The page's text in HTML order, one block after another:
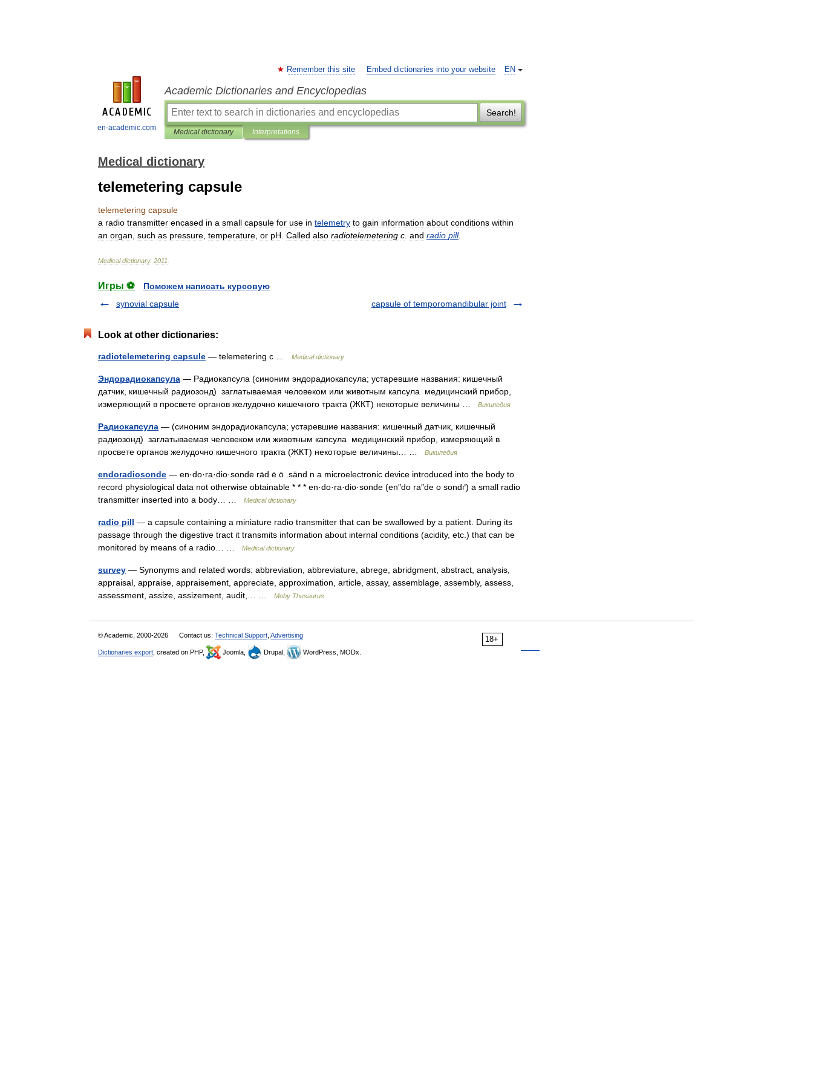
en-academic.com
EN
Remember this site Embed dictionaries into your website
Academic Dictionaries and Encyclopedias
Search!
Medical dictionary Interpretations
Medical dictionary
telemetering capsule
telemetering capsule
a radio transmitter encased in a small capsule for use in telemetry to gain information about conditions within
an organ such as pressure temperature or pH Called also radiotelemetering c and radio pill.
Medical dictionary. 2011
Игры ⚽
Поможем написать курсовую
synovial capsule
capsule of temporomandibular joint
Look at other dictionaries:
radiotelemetering capsule — telemetering c … Medical dictionary
Эндорадиокапсула — Радиокапсула (синоним эндорадиокапсула; устаревшие названия: кишечный
датчик, кишечный радиозонд) заглатываемая человеком или животным капсула медицинский прибор,
измеряющий в просвете органов желудочно кишечного тракта (ЖКТ) некоторые величины …
Википедия
Радиокапсула — (синоним эндорадиокапсула; устаревшие названия: кишечный датчик, кишечный
радиозонд) заглатываемая человеком или животным капсула медицинский прибор, измеряющий в
просвете органов желудочно кишечного тракта (ЖКТ) некоторые величины… …
Википедия
endoradiosonde — en·do·ra·dio·sonde rād ē ō .sänd n a microelectronic device introduced into the body to
record physiological data not otherwise obtainable * * * en·do·ra·dio·sonde (en″do ra″de o sondґ) a small radio
transmitter inserted into a body… …
Medical dictionary
radio pill — a capsule containing a miniature radio transmitter that can be swallowed by a patient. During its
passage through the digestive tract it transmits information about internal conditions (acidity, etc.) that can be
monitored by means of a radio… …
Medical dictionary
survey — Synonyms and related words: abbreviation, abbreviature, abrege, abridgment, abstract, analysis,
appraisal, appraise, appraisement, appreciate, approximation, article, assay, assemblage, assembly, assess,
assessment, assize, assizement, audit,… …
Moby Thesaurus
18+
© Academic, 2000-2026 Contact us: Technical Support Advertising
Dictionaries export , created on PHP, Joomla, Drupal, WordPress, MODx.